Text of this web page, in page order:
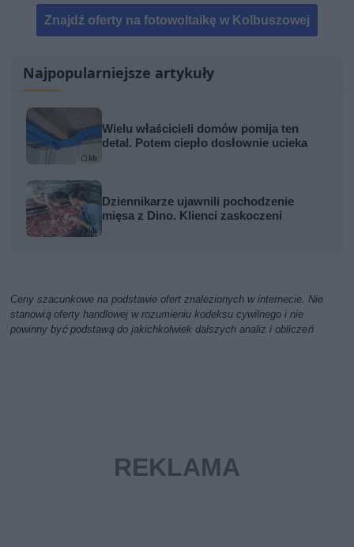
Znajdź oferty na fotowoltaikę w Kolbuszowej
Najpopularniejsze artykuły
Wielu właścicieli domów pomija ten
detal. Potem ciepło dosłownie ucieka
Dziennikarze ujawnili pochodzenie
mięsa z Dino. Klienci zaskoczeni
Ceny szacunkowe na podstawie ofert znalezionych w internecie. Nie
stanowią oferty handlowej w rozumieniu kodeksu cywilnego i nie
powinny być podstawą do jakichkolwiek dalszych analiz i obliczeń